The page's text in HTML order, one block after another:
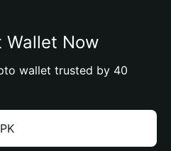
Wallet Now
wallet trusted by 40